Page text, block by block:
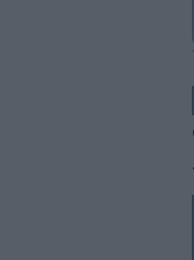
Carta